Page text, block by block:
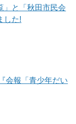
」と「秋田市民会
した!
会報「青少年だい